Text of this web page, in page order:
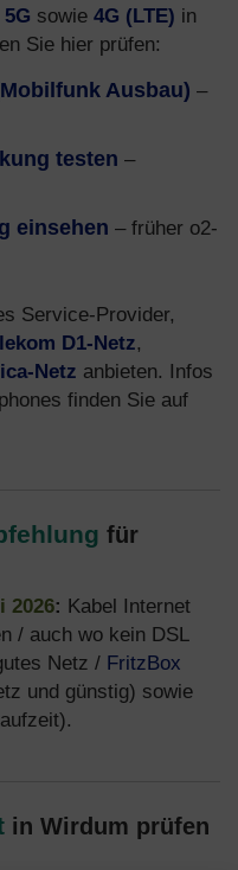
5G sowie 4G (LTE) in
Sie hier prüfen:
Ausbau) –
testen –
einsehen – früher o2-
Service-Provider,
D1-Netz,
Netz anbieten. Infos
finden Sie auf
für
2026: Kabel Internet
/ auch wo kein DSL
Netz / FritzBox
und günstig) sowie
in Wirdum prüfen